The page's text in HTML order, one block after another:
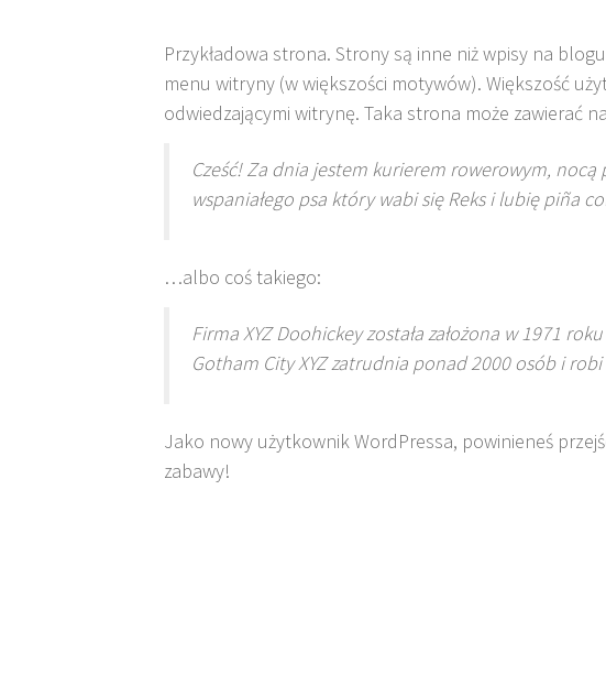
Przykładowa strona. Strony są inne niż wpisy na
menu witryny (w większości motywów). Większość
odwiedzającymi witrynę. Taka strona może zawierać
Cześć! Za dnia jestem kurierem rowerowym,
wspaniałego psa który wabi się Reks i lubię piña
…albo coś takiego:
Firma XYZ Doohickey została założona w 1971
Gotham City XYZ zatrudnia ponad 2000 osób i
Jako nowy użytkownik WordPressa, powinieneś
zabawy!